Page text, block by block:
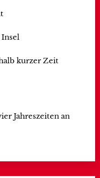
kurzer Zeit
Jahreszeiten an